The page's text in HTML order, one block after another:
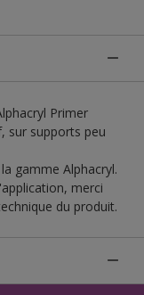
Primer
sur supports peu
gamme Alphacryl.
merci
du produit.